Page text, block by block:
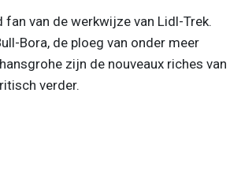
van de werkwijze van Lidl-Trek.
Bora, de ploeg van onder meer
zijn de nouveaux riches van
verder.